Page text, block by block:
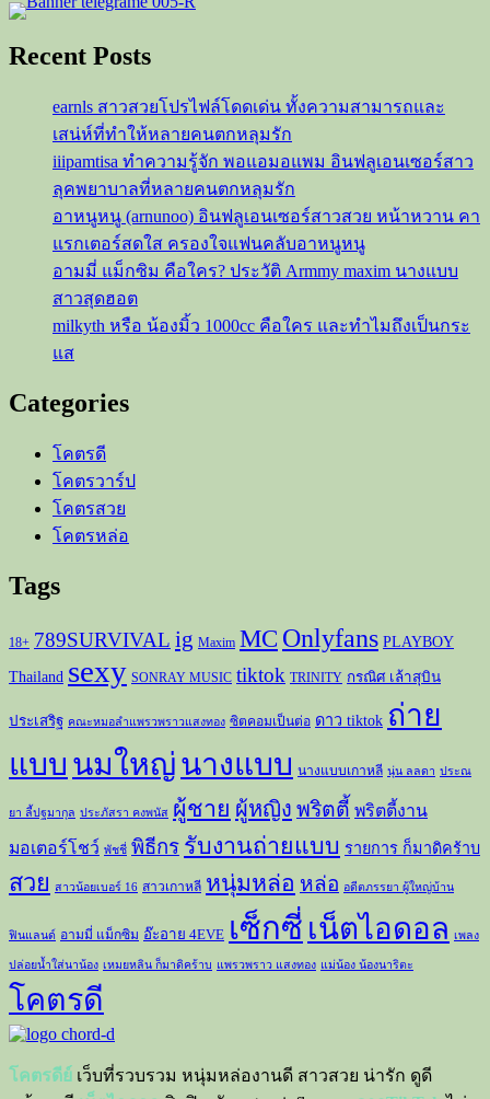
หุ่น
จาก
Thailand
Recent Posts
earnls สาวสวยโปรไฟล์โดดเด่น ทั้งความสามารถและ
เสน่ห์ที่ทำให้หลายคนตกหลุมรัก
iiipamtisa ทำความรู้จัก พอแอมอแพม อินฟลูเอนเซอร์สาว
ลุคพยาบาลที่หลายคนตกหลุมรัก
อาหนูหนู (arnunoo) อินฟลูเอนเซอร์สาวสวย หน้าหวาน คา
แรกเตอร์สดใส ครองใจแฟนคลับอาหนูหนู
อามมี่ แม็กซิม คือใคร? ประวัติ Armmy maxim นางแบบ
สาวสุดฮอต
milkyth หรือ น้องมิ้ว 1000cc คือใคร และทำไมถึงเป็นกระ
แส
Categories
โคตรดี
โคตรวาร์ป
โคตรสวย
โคตรหล่อ
Tags
18+ 789SURVIVAL ig Maxim MC Onlyfans PLAYBOY
Thailand sexy SONRAY MUSIC tiktok TRINITY กรณิศ เล้าสุบิน
ประเสริฐ คณะหมอลำแพรวพราวแสงทอง ซิตคอมเป็นต่อ ดาว tiktok ถ่าย
แบบ นมใหญ่นางแบบ นางแบบเกาหลี นุ่น ลลดา ประณ
ยา ลี้ปฐมากุล ประภัสรา คงพนัส ผู้ชาย ผู้หญิง พริตตี้ พริตตี้งาน
มอเตอร์โชว์ พัชชี่ พิธีกร รับงานถ่ายแบบ รายการ ก็มาดิคร้าบ
สวย สาวน้อยเบอร์ 16 สาวเกาหลี หนุ่มหล่อ หล่อ อดีตภรรยา ผู้ใหญ่บ้าน
ฟินแลนด์ อามมี่ แม็กซิม อ๊ะอาย 4EVE เซ็กซี่ เน็ตไอดอล เพลง
ปล่อยน้ำใส่นาน้อง เหมยหลิน ก็มาดิคร้าบ แพรวพราว แสงทอง แม่น้อง น้องนาริตะ
โคตรดี
โคตรดีย์ เว็บที่รวบรวม หนุ่มหล่องานดี สาวสวย น่ารัก ดูดี